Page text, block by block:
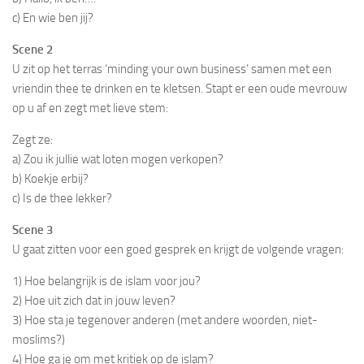
c) En wie ben jij?
Scene 2
U zit op het terras ‘minding your own business’ samen met een
vriendin thee te drinken en te kletsen. Stapt er een oude mevrouw
op u af en zegt met lieve stem:
Zegt ze:
a) Zou ik jullie wat loten mogen verkopen?
b) Koekje erbij?
c) Is de thee lekker?
Scene 3
U gaat zitten voor een goed gesprek en krijgt de volgende vragen:
1) Hoe belangrijk is de islam voor jou?
2) Hoe uit zich dat in jouw leven?
3) Hoe sta je tegenover anderen (met andere woorden, niet-
moslims?)
4) Hoe ga je om met kritiek op de islam?